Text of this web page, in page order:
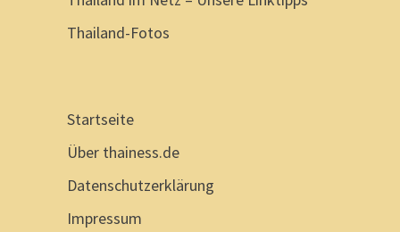
Thailand-Fotos
Startseite
Über thainess.de
Datenschutzerklärung
Impressum